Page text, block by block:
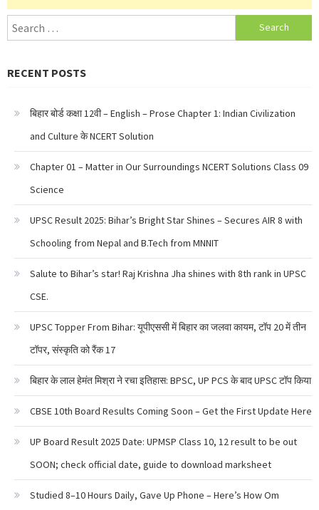
Search
for:
RECENT POSTS
बिहार बोर्ड कक्षा 12वी – English – Prose Chapter 1: Indian Civilization
and Culture के NCERT Solution
Chapter 01 – Matter in Our Surroundings NCERT Solutions Class 09
Science
UPSC Result 2025: Bihar’s Bright Star Shines – Secures AIR 8 with
Schooling from Nepal and B.Tech from MNNIT
Salute to Bihar’s star! Raj Krishna Jha shines with 8th rank in UPSC
CSE.
UPSC Topper From Bihar: यूपीएससी में बिहार का जलवा कायम, टॉप 20 में तीन
टॉपर, संस्कृति को रैंक 17
बिहार के लाल हेमंत मिश्रा ने रचा इतिहास: BPSC, UP PCS के बाद UPSC टॉप किया
CBSE 10th Board Results Coming Soon – Get the First Update Here
UP Board Result 2025 Date: UPMSP Class 10, 12 result to be out
SOON; check official date, guide to download marksheet
Studied 8–10 Hours Daily, Gave Up Phone – Here’s How Om